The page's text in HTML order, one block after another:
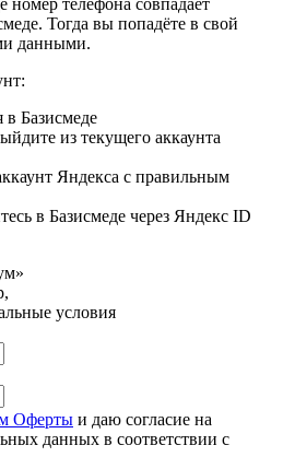
Тогда вы попадёте в свой
данными.
Базисмеде
из текущего аккаунта
Яндекса с правильным
в Базисмеде через Яндекс ID
условия
Оферты и даю согласие на
данных в соответствии с